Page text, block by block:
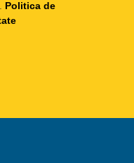
Politica de